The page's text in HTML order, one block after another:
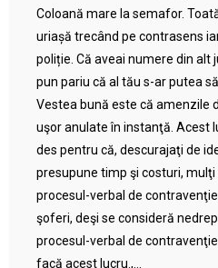
Coloană mare la semafor.
uriașă trecând pe contrasens
poliție. Că aveai numere din alt
pun pariu că al tău s-ar putea
Vestea bună este că amenzile
uşor anulate în instanţă. Acest
des pentru că, descurajaţi de
presupune timp şi costuri,
procesul-verbal de
şoferi, deşi se consideră
procesul-verbal de
facă acest lucru.,...